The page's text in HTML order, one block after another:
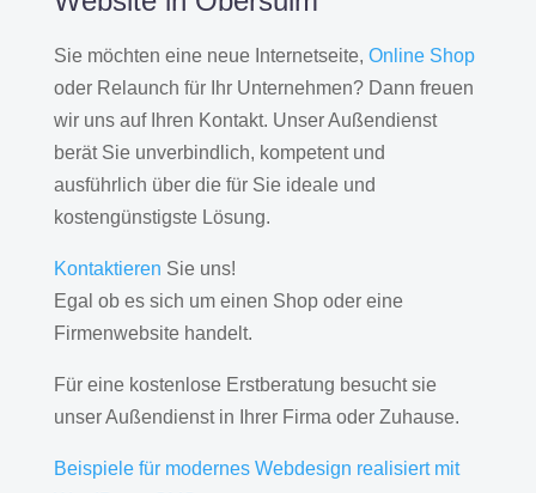
Sie möchten eine neue Internetseite, Online Shop
oder Relaunch für Ihr Unternehmen? Dann freuen
wir uns auf Ihren Kontakt. Unser Außendienst
berät Sie unverbindlich, kompetent und
ausführlich über die für Sie ideale und
kostengünstigste Lösung.
Kontaktieren Sie uns!
Egal ob es sich um einen Shop oder eine
Firmenwebsite handelt.
Für eine kostenlose Erstberatung besucht sie
unser Außendienst in Ihrer Firma oder Zuhause.
Beispiele für modernes Webdesign realisiert mit